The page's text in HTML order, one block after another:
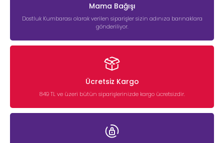
Mama Bağışı
Dostluk Kumbarası olarak verilen siparişler sizin adınıza barınaklara
gönderiliyor.
Ücretsiz Kargo
849 TL ve üzeri bütün siparişlerinizde kargo ücretsizdir.